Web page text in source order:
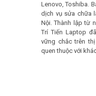
Lenovo, Toshiba.
dịch vụ sửa chữa
Nội. Thành lập từ
Trí Tiến Laptop
vững chắc trên
quen thuộc với